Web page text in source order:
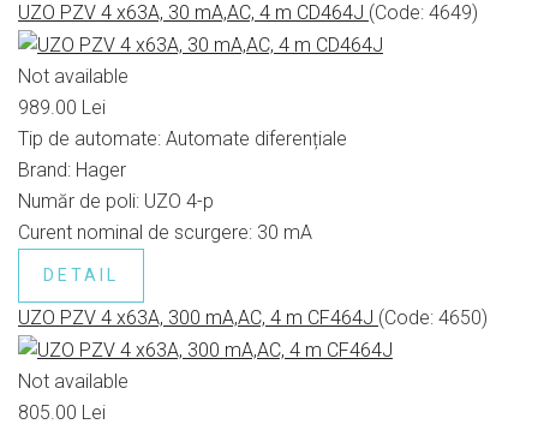
UZO PZV 4 x63A, 30 mA,AC, 4 m CD464J (Code: 4649)
Not available
989.00 Lei
Tip de automate: Automate diferențiale
Brand: Hager
Număr de poli: UZO 4-p
Curent nominal de scurgere: 30 mA
DETAIL
UZO PZV 4 x63A, 300 mA,AC, 4 m CF464J (Code: 4650)
Not available
805.00 Lei